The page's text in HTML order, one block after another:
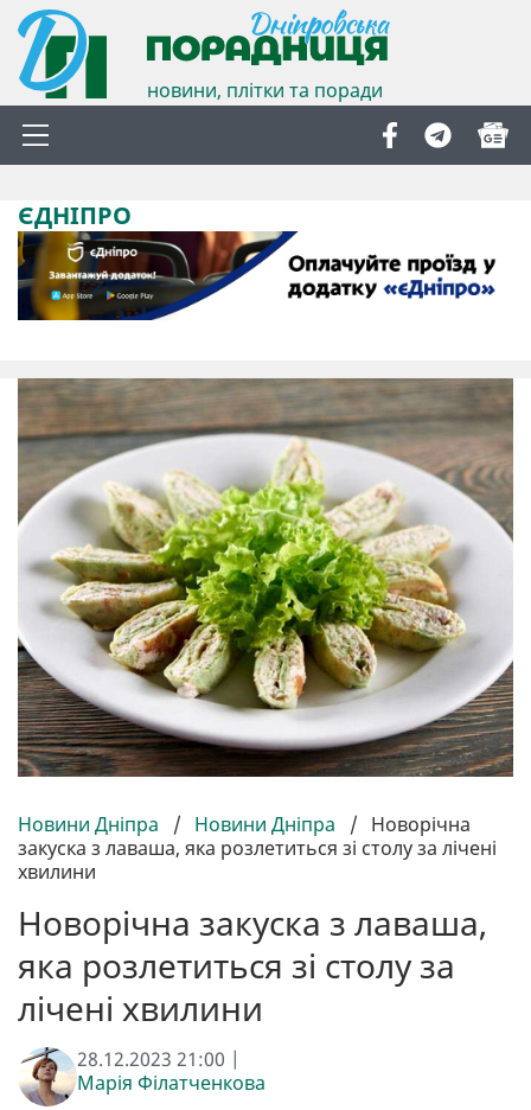
новини, плітки та поради
ЄДНІПРО
Новини Дніпра / Новини Дніпра / Новорічна
закуска з лаваша, яка розлетиться зі столу за лічені
хвилини
Новорічна закуска з лаваша,
яка розлетиться зі столу за
лічені хвилини
28.12.2023 21:00 |
Марія Філатченкова